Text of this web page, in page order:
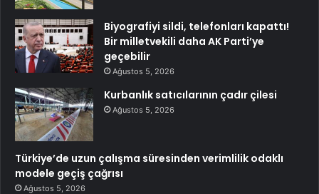
Biyografiyi sildi, telefonları kapattı!
Bir milletvekili daha AK Parti’ye
geçebilir
Ağustos 5, 2026
Kurbanlık satıcılarının çadır çilesi
Ağustos 5, 2026
Türkiye’de uzun çalışma süresinden verimlilik odaklı
modele geçiş çağrısı
Ağustos 5, 2026